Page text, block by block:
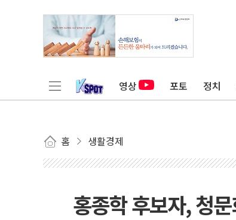
영상 포토 정치
홈 생활경제
홍종학 후보자, 청